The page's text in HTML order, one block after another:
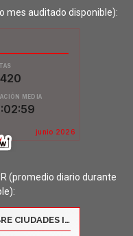
mes auditado disponible):
(promedio diario durante